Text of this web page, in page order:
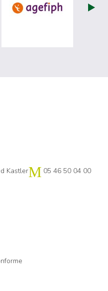
les site de Ministère du travail
visiter les
Kastler
05 46 50 04 00